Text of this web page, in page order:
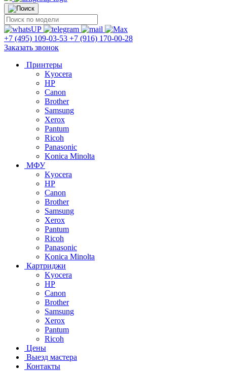
+7 (495) 109-03-53 +7 (916) 170-00-28
Заказать звонок
Принтеры
Kyocera
HP
Canon
Brother
Samsung
Xerox
Pantum
Ricoh
Panasonic
Konica Minolta
МФУ
Kyocera
HP
Canon
Brother
Samsung
Xerox
Pantum
Ricoh
Panasonic
Konica Minolta
Картриджи
Kyocera
HP
Canon
Brother
Samsung
Xerox
Pantum
Ricoh
Цены
Выезд мастера
Контакты